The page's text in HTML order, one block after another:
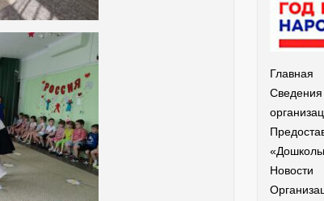
Главная
Сведения
Новости